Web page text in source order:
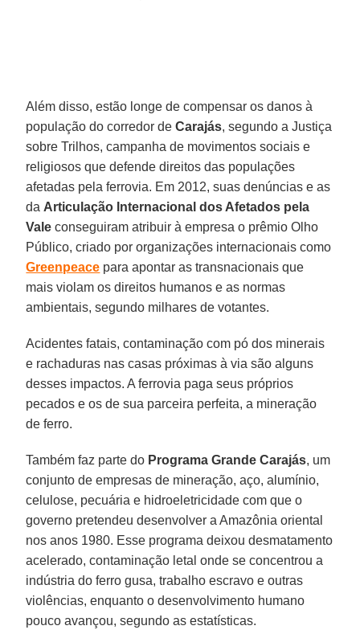
Além disso, estão longe de compensar os danos à
população do corredor deCarajás, segundo a Justiça
sobre Trilhos, campanha de movimentos sociais e
religiosos que defende direitos das populações
afetadas pela ferrovia. Em 2012, suas denúncias e as
da Articulação Internacional dos Afetados pela
Vale conseguiram atribuir à empresa o prêmio Olho
Público, criado por organizações internacionais como
Greenpeace para apontar as transnacionais que
mais violam os direitos humanos e as normas
ambientais, segundo milhares de votantes.
Acidentes fatais, contaminação com pó dos minerais
e rachaduras nas casas próximas à via são alguns
desses impactos. A ferrovia paga seus próprios
pecados e os de sua parceira perfeita, a mineração
de ferro.
Também faz parte do Programa Grande Carajás, um
conjunto de empresas de mineração, aço, alumínio,
celulose, pecuária e hidroeletricidade com que o
governo pretendeu desenvolver a Amazônia oriental
nos anos 1980. Esse programa deixou desmatamento
acelerado, contaminação letal onde se concentrou a
indústria do ferro gusa, trabalho escravo e outras
violências, enquanto o desenvolvimento humano
pouco avançou, segundo as estatísticas.